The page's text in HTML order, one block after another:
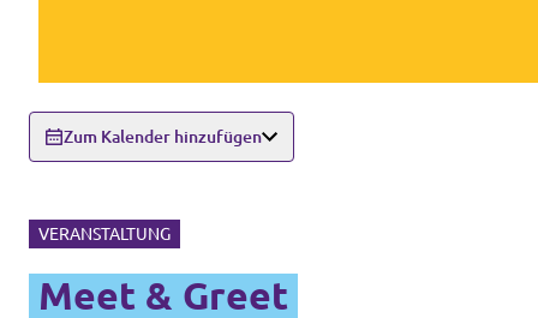
Zum Kalender hinzufügen
VERANSTALTUNG
Meet & Greet